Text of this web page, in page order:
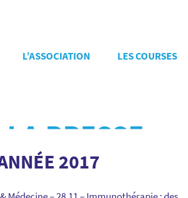
L’ASSOCIATION LES COURSES
PRESSE
2017